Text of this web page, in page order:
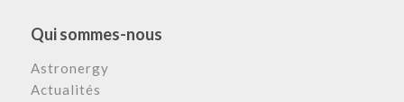
Qui sommes-nous
Astronergy
Actualités